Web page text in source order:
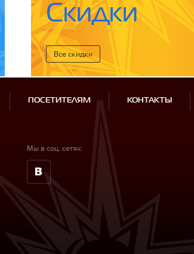
Скидки
Все cкидки
ПОСЕТИТЕЛЯМ КОНТАКТЫ
Мы в соц. сетях: